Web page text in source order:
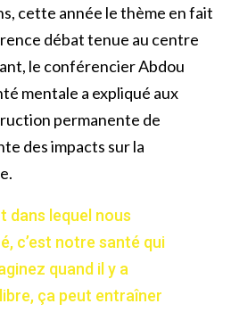
cette année le thème en fait
débat tenue au centre
le conférencier Abdou
mentale a expliqué aux
permanente de
des impacts sur la
dans lequel nous
c’est notre santé qui
quand il y a
ça peut entraîner